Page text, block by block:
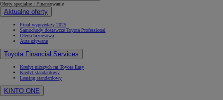
Oferty specjalne i Finansowanie
Aktualne oferty
Finał wyprzedaży 2025
Samochody dostawcze Toyota Professional
Oferta biznesowa
Auta używane
Toyota Financial Services
Kredyt niższych rat Toyota Easy
Kredyt standardowy
Leasing standardowy
KINTO ONE